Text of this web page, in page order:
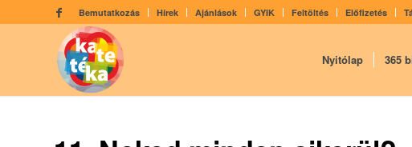
Bemutatkozás Hírek Ajánlások GYIK Feltöltés Előfizetés
Nyitólap 365